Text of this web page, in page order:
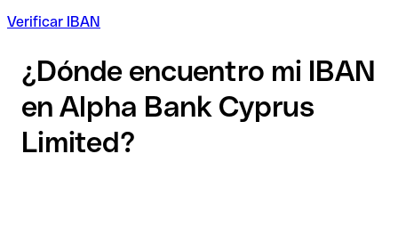
Verificar IBAN
¿Dónde encuentro mi IBAN
en Alpha Bank Cyprus
Limited?